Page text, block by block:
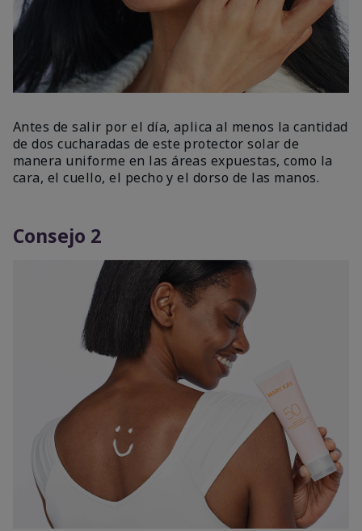
Antes de salir por el día, aplica al menos la cantidad
de dos cucharadas de este protector solar de
manera uniforme en las áreas expuestas, como la
cara, el cuello, el pecho y el dorso de las manos.
Consejo 2